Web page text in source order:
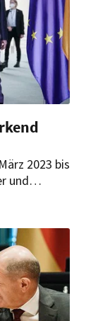
2023 bis
und